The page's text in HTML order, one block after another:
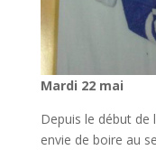
Mardi 22 mai
Depuis le début de
envie de boire au